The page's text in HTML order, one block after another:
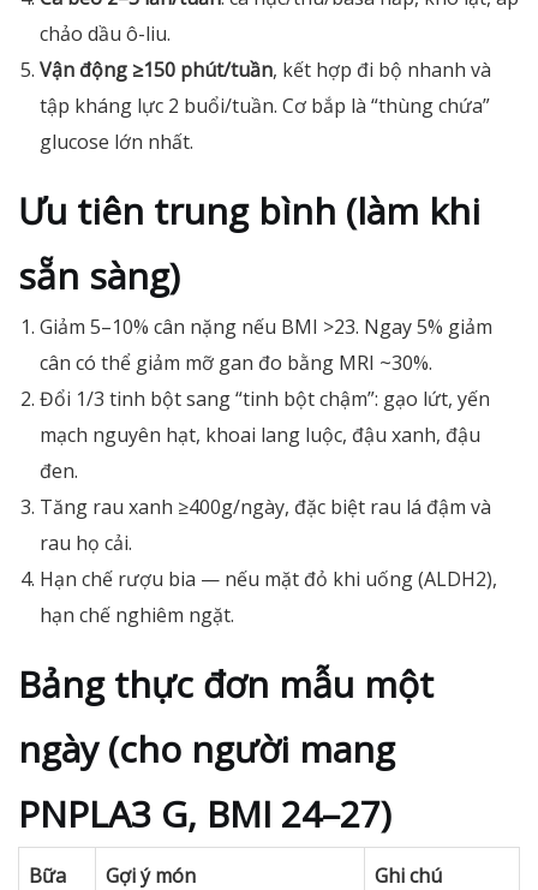
chảo dầu ô-liu.
Vận động ≥150 phút/tuần, kết hợp đi bộ nhanh và
tập kháng lực 2 buổi/tuần. Cơ bắp là “thùng chứa”
glucose lớn nhất.
Ưu tiên trung bình (làm khi
sẵn sàng)
Giảm 5–10% cân nặng nếu BMI >23. Ngay 5% giảm
cân có thể giảm mỡ gan đo bằng MRI ~30%.
Đổi 1/3 tinh bột sang “tinh bột chậm”: gạo lứt, yến
mạch nguyên hạt, khoai lang luộc, đậu xanh, đậu
đen.
Tăng rau xanh ≥400g/ngày, đặc biệt rau lá đậm và
rau họ cải.
Hạn chế rượu bia — nếu mặt đỏ khi uống (ALDH2),
hạn chế nghiêm ngặt.
Bảng thực đơn mẫu một
ngày (cho người mang
PNPLA3 G, BMI 24–27)
Bữa Gợi ý món
Ghi chú